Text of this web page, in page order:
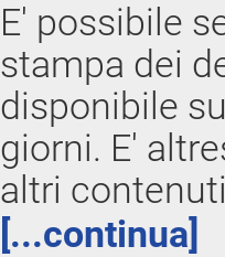
E' possibile
stampa dei
disponibile
giorni. E'
altri
[...continua]